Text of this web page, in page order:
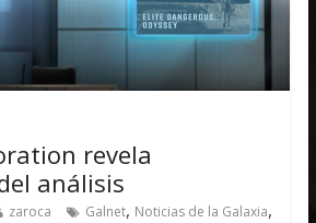
revela
análisis
zaroca Galnet, Noticias de la Galaxia,